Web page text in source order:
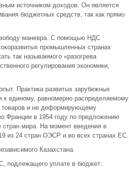
источником доходов. Он является
бюджетных средств, так как прямо
маневра. С помощью НДС
промышленных странах
так называемого «разогрева
регулирования экономики,
Практика развитых зарубежных
к единому, равномерно распределяемому
товаров и не деформирующему
Франции в 1954 году по предложению
стран мира. На момент введения в
из 24 стран ОЭСР и во всех странах ЕС.
Казахстана.
подлежащего уплате в бюджет: